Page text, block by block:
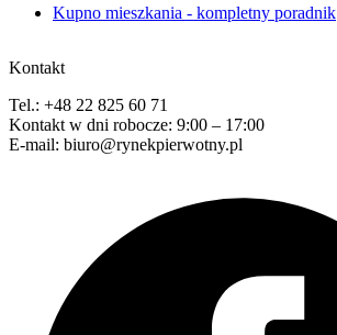
Kupno mieszkania - kompletny poradnik
Kontakt
Tel.: +48 22 825 60 71
Kontakt w dni robocze: 9:00 – 17:00
E-mail: biuro@rynekpierwotny.pl